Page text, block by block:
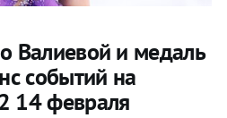
Валиевой и медаль
событий на
14 февраля